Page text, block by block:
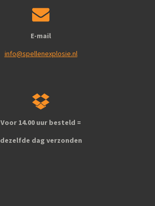
E-mail
info@spellenexplosie.nl
Voor 14.00 uur besteld =
dezelfde dag verzonden